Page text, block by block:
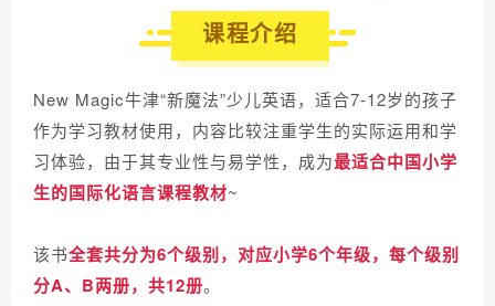
课程介绍
New Magic牛津“新魔法”少儿英语，适合7-12岁的孩子
作为学习教材使用，内容比较注重学生的实际运用和学
习体验，由于其专业性与易学性，成为最适合中国小学
生的国际化语言课程教材~
该书全套共分为6个级别，对应小学6个年级，每个级别
分A、B两册，共12册。